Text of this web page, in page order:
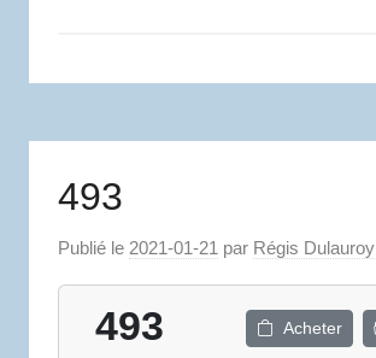
493
Publié le 2021-01-21 par Régis Dulauroy
493 Acheter